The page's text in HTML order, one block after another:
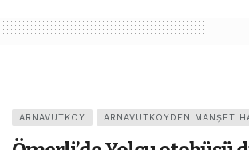
ARNAVUTKÖY ARNAVUTKÖYDEN MANŞET